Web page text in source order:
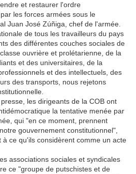
et restaurer l'ordre
les forces armées sous le
Juan José Zúñiga, chef de l'armée.
de tous les travailleurs du pays
des différentes couches sociales de
ouvrière et prolétarienne, de la
et des universitaires, de la
et des intellectuels, des
des transports, nous rejetons
les dirigeants de la COB ont
la tentative menée par
qui "en ce moment, prennent
gouvernement constitutionnel",
ce qu'ils considèrent comme un acte
associations sociales et syndicales
ce "groupe de putschistes et de